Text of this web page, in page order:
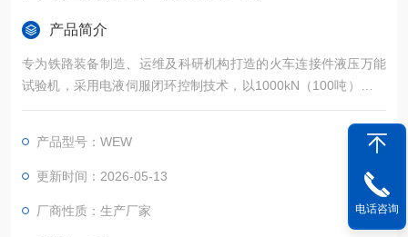
产品简介
专为铁路装备制造、运维及科研机构打造的火车连接件液压万能
试验机，采用电液伺服闭环控制技术，以1000kN（100吨）超大
试验力，精准捕捉车钩、牵引链等关键部件的力学性能，是保障
产品型号：WEW
更新时间：2026-05-13
厂商性质：生产厂家 电话咨询